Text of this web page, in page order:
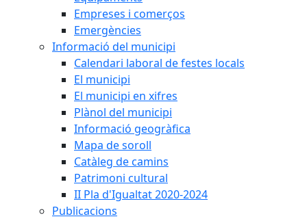
Empreses i comerços
Emergències
Informació del municipi
Calendari laboral de festes locals
El municipi
El municipi en xifres
Plànol del municipi
Informació geogràfica
Mapa de soroll
Catàleg de camins
Patrimoni cultural
II Pla d'Igualtat 2020-2024
Publicacions